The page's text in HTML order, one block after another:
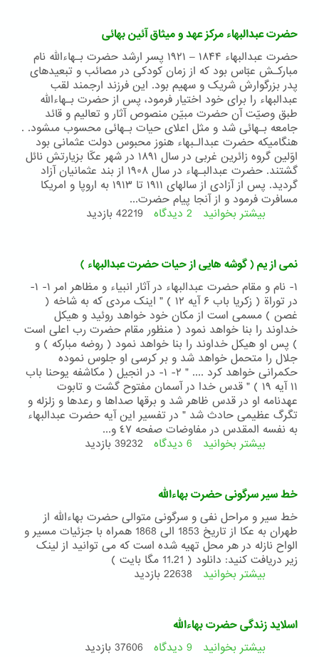
حضرت
بهاءالله
حضرت عبدالبهاء مرکز عهد و میثاق آئین بهائی
حضرت عبدالبهاء ۱۸۴۴ – ۱۹۲۱ پسر ارشد حضرت بـهاءالله نام
مبارکـش عبّاس بود که از زمان کودکى در مصائب و تبعيدهاى
پدر بزرگوارش شريک و سهيم بود. اين فرزند ارجمند لقب
عبدالبهاء را براى خود اختيار فرمود، پس از حضرت بـهاءالله
طبق وصيّت آن حضرت مبيّن منصوص آثار و تعاليم و قائد
جامعه بـهائى شد و مثل اعلاى حيات بـهائى محسوب مىشود. .
هنگاميکه حضرت عبدالـبهاء هنوز محبوس دولت عثمانى بود
اوّلين گروه زائرين غربى در سال ۱۸۹۱ در شهر عکّا بزيارتش نائل
گشتند. حضرت عبدالبـهاء در سال ۱۹۰۸ از بند عثمانيان آزاد
گرديد. پس از آزادى از سالهاى ۱۹۱۱ تا ۱۹۱۳ به اروپا و امريکا
مسافرت فرمود و از آنجا پيام حضرت...
بیشتر بخوانید درباره
مرکز
عهد
و
میثاق
آئین
بهائی
2 دیدگاه 42219 بازدید
نمی از یم ( گوشه هایی از حیات حضرت عبدالبهاء )
١- نام و مقام حضرت عبدالبهاء در آثار انبیاء و مظاهر امر ۱- ١-
در توراة ( زکریا باب ۶ آیه ۱۲ ) " اینک مردی که به شاخه (
غصن ) مسمی است از مکان خود خواهد روئید و هیکل
خداوند را بنا خواهد نمود ( منظور مقام حضرت رب اعلی است
) پس او هیکل خداوند را بنا خواهد نمود ( روضه مبارکه ) و
جلال را متحمل خواهد شد و بر کرسی او جلوس نموده
حکمرانی خواهد کرد .... " ۲- ١- در انجیل ( مکاشفه یوحنا باب
۱۱ آیه ۱۹ ) " قدس خدا در آسمان مفتوح گشت و تابوت
عهدنامه او در قدس ظاهر شد و برقها صداها و رعدها و زلزله و
تگرگ عظیمی حادث شد " در تفسیر این آیه حضرت عبدالبهاء
به نفسه المقدس در مفاوضات صفحه ٤٧ و...
بیشتر بخوانید درباره
(
گوشه
هایی
از
حیات
حضرت
6 دیدگاه 39232 بازدید
خط سیر سرگونی حضرت بهاءالله
خط سیر و مراحل نفی و سرگونی متوالی حضرت بهاءالله از
طهران به عکا از تاریخ 1853 الی 1868 همراه با جزئیات مسیر و
الواح نازله در هر محل تهیه شده است که می توانید از لینک
زیر دریافت کنید: دانلود ( 11.21 مگا بایت )
بیشتر بخوانید درباره
سرگونی
حضرت
بهاءالله
22638 بازدید
اسلاید زندگی حضرت بهاءالله
بیشتر بخوانید درباره
9 دیدگاه 37606 بازدید